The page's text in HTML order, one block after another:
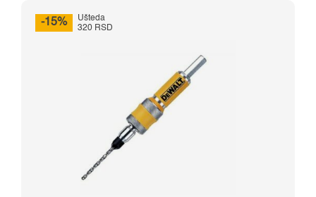
-15%
Ušteda
320 RSD